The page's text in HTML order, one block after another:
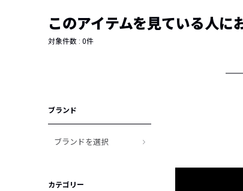
新着アイテム
編集部のおすすめアイテム
コーディネ
このアイテムを見ている人に
対象件数 : 0件
ブランド
ブランドを選択
カテゴリー